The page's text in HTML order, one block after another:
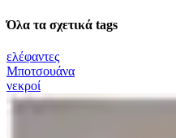
Όλα τα σχετικά tags
ελέφαντες
Μποτσουάνα
νεκροί